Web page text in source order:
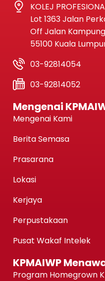
KOLEJ
Lot 1363 Jalan
Off Jalan
55100 Kuala
03-92814054
03-92814052
Mengenai
Mengenai Kami
Berita Semasa
Prasarana
Lokasi
Kerjaya
Perpustakaan
Pusat Wakaf Intelek
KPMAIWP
Program Homegrown